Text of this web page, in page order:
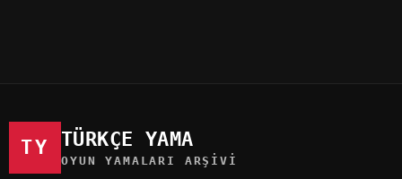
TY TÜRKÇE YAMA
OYUN YAMALARI ARŞIVI